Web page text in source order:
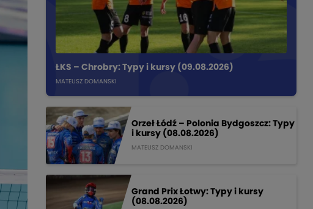
ŁKS – Chrobry: Typy i kursy (09.08.2026)
MATEUSZ DOMANSKI
Orzeł Łódź – Polonia Bydgoszcz: Typy
i kursy (08.08.2026)
MATEUSZ DOMANSKI
Grand Prix Łotwy: Typy i kursy
(08.08.2026)